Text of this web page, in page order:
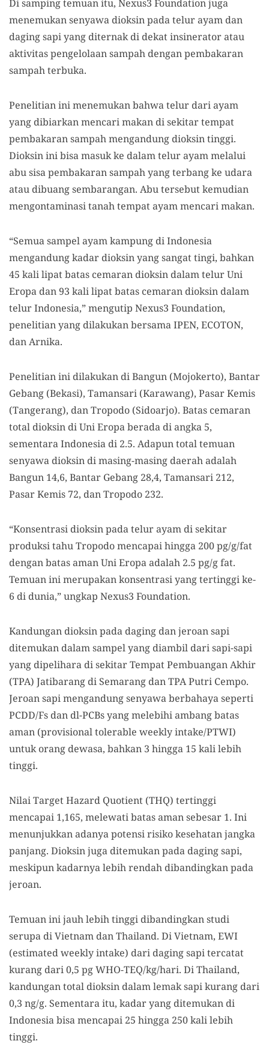
Di samping temuan itu, Nexus3 Foundation juga
menemukan senyawa dioksin pada telur ayam dan
daging sapi yang diternak di dekat insinerator atau
aktivitas pengelolaan sampah dengan pembakaran
sampah terbuka.
Penelitian ini menemukan bahwa telur dari ayam
yang dibiarkan mencari makan di sekitar tempat
pembakaran sampah mengandung dioksin tinggi.
Dioksin ini bisa masuk ke dalam telur ayam melalui
abu sisa pembakaran sampah yang terbang ke udara
atau dibuang sembarangan. Abu tersebut kemudian
mengontaminasi tanah tempat ayam mencari makan.
“Semua sampel ayam kampung di Indonesia
mengandung kadar dioksin yang sangat tingi, bahkan
45 kali lipat batas cemaran dioksin dalam telur Uni
Eropa dan 93 kali lipat batas cemaran dioksin dalam
telur Indonesia,” mengutip Nexus3 Foundation,
penelitian yang dilakukan bersama IPEN, ECOTON,
dan Arnika.
Penelitian ini dilakukan di Bangun (Mojokerto), Bantar
Gebang (Bekasi), Tamansari (Karawang), Pasar Kemis
(Tangerang), dan Tropodo (Sidoarjo). Batas cemaran
total dioksin di Uni Eropa berada di angka 5,
sementara Indonesia di 2.5. Adapun total temuan
senyawa dioksin di masing-masing daerah adalah
Bangun 14,6, Bantar Gebang 28,4, Tamansari 212,
Pasar Kemis 72, dan Tropodo 232.
“Konsentrasi dioksin pada telur ayam di sekitar
produksi tahu Tropodo mencapai hingga 200 pg/g/fat
dengan batas aman Uni Eropa adalah 2.5 pg/g fat.
Temuan ini merupakan konsentrasi yang tertinggi ke-
6 di dunia,” ungkap Nexus3 Foundation.
Kandungan dioksin pada daging dan jeroan sapi
ditemukan dalam sampel yang diambil dari sapi-sapi
yang dipelihara di sekitar Tempat Pembuangan Akhir
(TPA) Jatibarang di Semarang dan TPA Putri Cempo.
Jeroan sapi mengandung senyawa berbahaya seperti
PCDD/Fs dan dl-PCBs yang melebihi ambang batas
aman (provisional tolerable weekly intake/PTWI)
untuk orang dewasa, bahkan 3 hingga 15 kali lebih
tinggi.
Nilai Target Hazard Quotient (THQ) tertinggi
mencapai 1,165, melewati batas aman sebesar 1. Ini
menunjukkan adanya potensi risiko kesehatan jangka
panjang. Dioksin juga ditemukan pada daging sapi,
meskipun kadarnya lebih rendah dibandingkan pada
jeroan.
Temuan ini jauh lebih tinggi dibandingkan studi
serupa di Vietnam dan Thailand. Di Vietnam, EWI
(estimated weekly intake) dari daging sapi tercatat
kurang dari 0,5 pg WHO-TEQ/kg/hari. Di Thailand,
kandungan total dioksin dalam lemak sapi kurang dari
0,3 ng/g. Sementara itu, kadar yang ditemukan di
Indonesia bisa mencapai 25 hingga 250 kali lebih
tinggi.